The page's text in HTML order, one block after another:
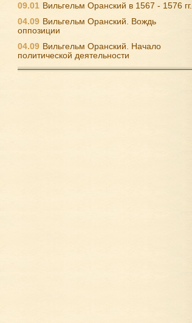
09.01 Вильгельм Оранский в 1567 - 1576 гг.
04.09 Вильгельм Оранский. Вождь
оппозиции
04.09 Вильгельм Оранский. Начало
политической деятельности